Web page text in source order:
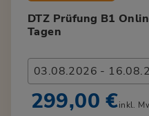
DTZ Prüfung B1
Tagen
03.08.2026 -
299,00 €inkl.